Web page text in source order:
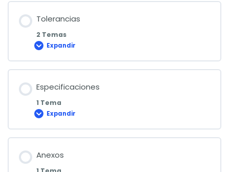
Tolerancias
2 Temas
Expandir
Tolerancias
Especificaciones
1 Tema
Expandir
Especificaciones
Anexos